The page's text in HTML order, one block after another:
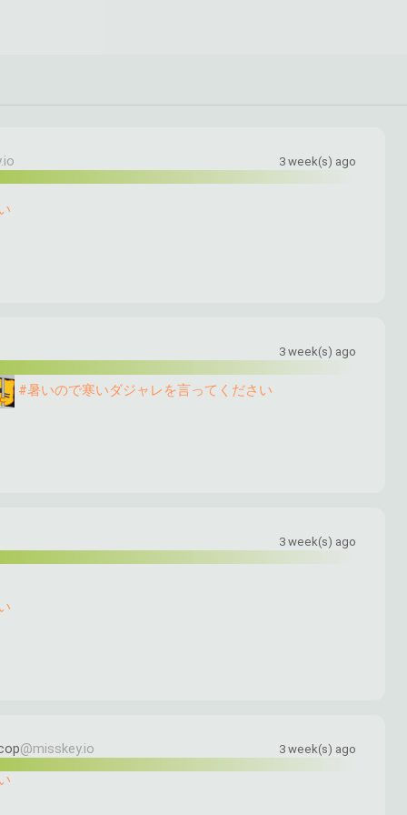
3 week(s) ago
3 week(s) ago
​ #暑いので寒いダジャレを言ってください
3 week(s) ago
@misskey.io 3 week(s) ago